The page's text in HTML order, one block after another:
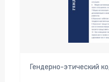
Гендерно-этический